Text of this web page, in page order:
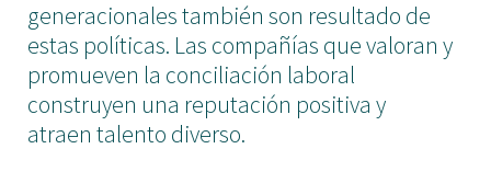
generacionales también son resultado de
estas políticas. Las compañías que valoran y
promueven la conciliación laboral
construyen una reputación positiva y
atraen talento diverso.